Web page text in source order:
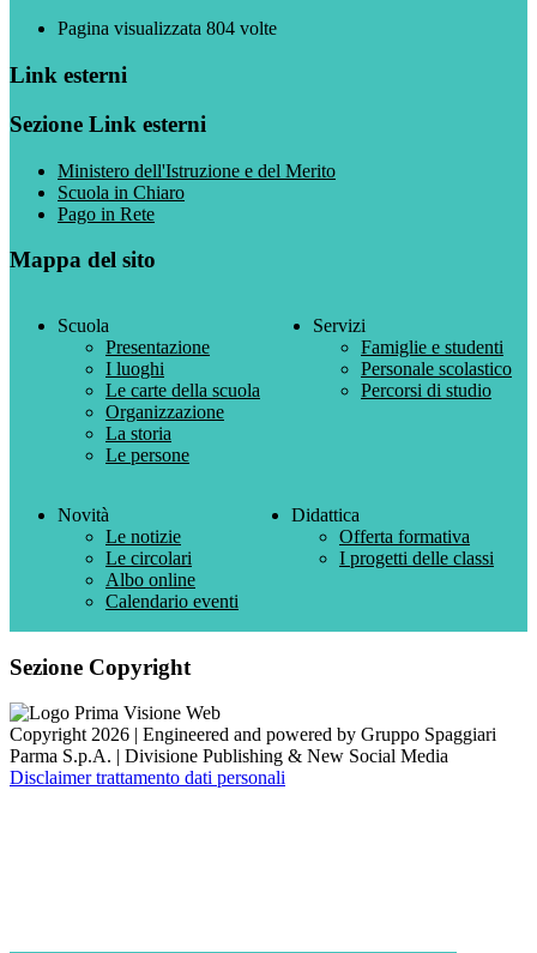
Pagina visualizzata 804 volte
Link esterni
Sezione Link esterni
Ministero dell'Istruzione e del Merito
Scuola in Chiaro
Pago in Rete
Mappa del sito
Scuola
Presentazione
I luoghi
Le carte della scuola
Organizzazione
La storia
Le persone
Servizi
Famiglie e studenti
Personale scolastico
Percorsi di studio
Novità
Le notizie
Le circolari
Albo online
Calendario eventi
Didattica
Offerta formativa
I progetti delle classi
Sezione Copyright
Copyright 2026 | Engineered and powered by Gruppo Spaggiari
Parma S.p.A. | Divisione Publishing & New Social Media
Disclaimer trattamento dati personali